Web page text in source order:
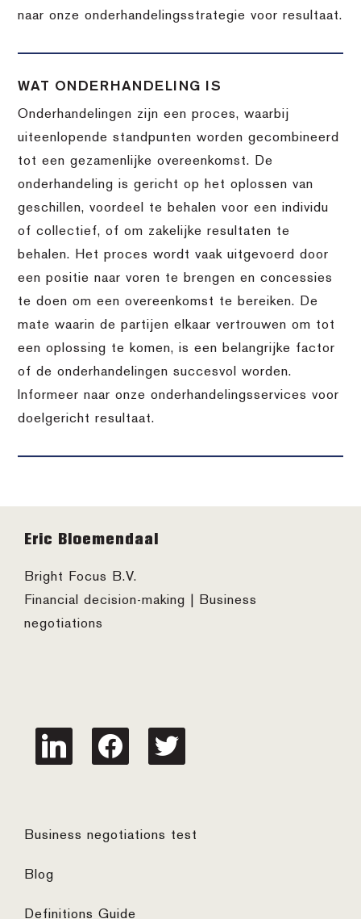
naar onze onderhandelingsstrategie voor resultaat.
WAT ONDERHANDELING IS
Onderhandelingen zijn een proces, waarbij
uiteenlopende standpunten worden gecombineerd
tot een gezamenlijke overeenkomst. De
onderhandeling is gericht op het oplossen van
geschillen, voordeel te behalen voor een individu
of collectief, of om zakelijke resultaten te
behalen. Het proces wordt vaak uitgevoerd door
een positie naar voren te brengen en concessies
te doen om een overeenkomst te bereiken. De
mate waarin de partijen elkaar vertrouwen om tot
een oplossing te komen, is een belangrijke factor
of de onderhandelingen succesvol worden.
Informeer naar onze onderhandelingsservices voor
doelgericht resultaat.
Footer
Eric Bloemendaal
Bright Focus B.V.
Financial decision-making | Business
negotiations
linkedin facebook twitter
Business negotiations test
Blog
Definitions Guide